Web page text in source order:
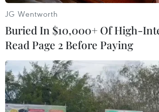
Alphabet cải tổ hàng ngũ lãnh đạo
giữa cuộc đua AGI
06/08/2026 04:22
Techcom Life và cách tiếp cận mới
cho bài toán bảo vệ sức khỏe của
người Việt
JG Wentworth
Buried In $10,000+ Of High-
Read Page 2 Before Paying